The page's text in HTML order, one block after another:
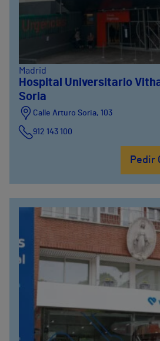
Madrid
Hospital Universitario
Soria
Calle Arturo Soria, 103
912 143 100
912 143 100
Pedir